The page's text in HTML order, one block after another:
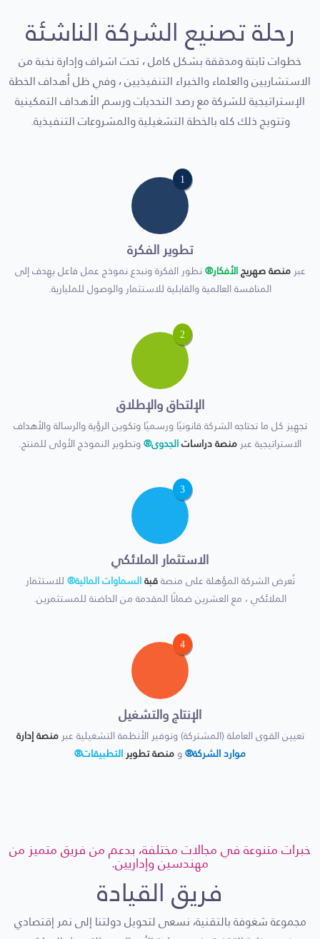
رحلة تصنيع الشركة الناشئة
خطوات ثابتة ومدققة بشكل كامل ، تحت اشراف وإدارة نخبة من
الاستشاريين والعلماء والخبراء التنفيذيين ، وفي ظل أهداف الخطة
الإستراتيجية للشركة مع رصد التحديات ورسم الأهداف التمكينية
وتتويج ذلك كله بالخطة التشغيلية والمشروعات التنفيذية.
1
تطوير الفكرة
عبرمنصة صهريجالأفكار®نطور الفكرة ونبدع نموذج عمل فاعل يهدف إلى
المنافسة العالمية والقابلية للاستثمار والوصول للمليارية.
2
الإلتحاق والإطلاق
تجهيز كل ما تحتاجه الشركة قانونيًا ورسميًا وتكوين الرؤية والرسالة والأهداف
الاستراتيجية عبر منصة دراساتالجدوى®وتطوير النموذج الأولى للمنتج.
3
الاستثمار الملائكي
تُعرض الشركة المؤهلة على منصةقبةالسماوات المالية®للاستثمار
الملائكي ، مع العشرين ضمانًا المقدمة من الحاضنة للمستثمرين.
4
الإنتاج والتشغيل
تعيين القوى العاملة (المشتركة) وتوفير الأنظمة التشغيلية عبرمنصة إدارة
موارد الشركة®ومنصة تطويرالتطبيقات®
خبرات متنوعة في مجالات مختلفة، بدعم من فريق متميز من
مهندسين وإداريين.
فريق القيادة
مجموعة شغوفة بالتقنية، نسعى لتحويل دولتنا إلى نمر إقتصادي